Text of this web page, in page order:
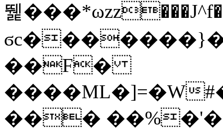
뛡
��F�
����ML�]=�W
���